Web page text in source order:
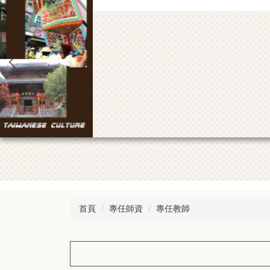
首頁 專任師資 專任教師